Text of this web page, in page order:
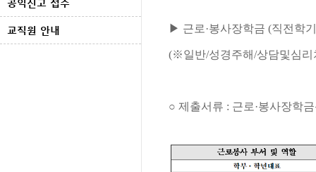
교직원 안내 ▶ 근로 ·봉사장학금 (직전학기
(※일반/성경주해/상담및심
○ 제출서류 : 근로 ·봉사장학